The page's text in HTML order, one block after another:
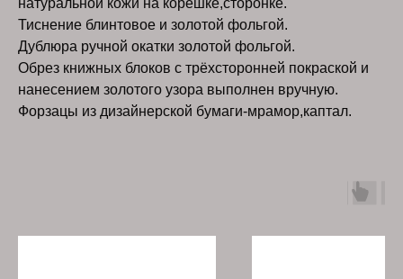
натуральной кожи на корешке,сторонке.
Тиснение блинтовое и золотой фольгой.
Дублюра ручной окатки золотой фольгой.
Обрез книжных блоков с трёхсторонней покраской и
нанесением золотого узора выполнен вручную.
Форзацы из дизайнерской бумаги-мрамор,каптал.